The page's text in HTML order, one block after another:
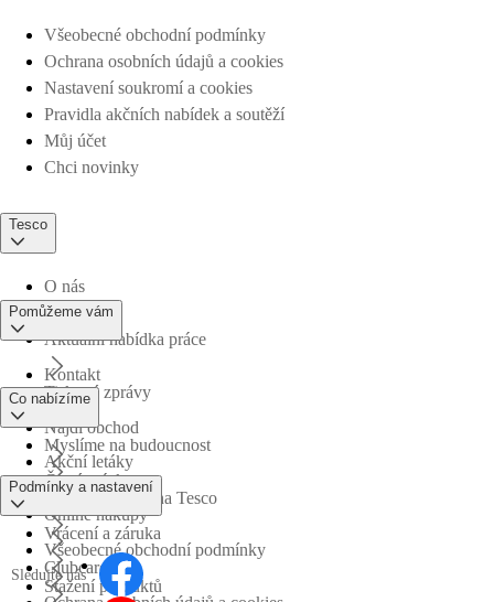
Všeobecné obchodní podmínky
Ochrana osobních údajů a cookies
Nastavení soukromí a cookies
Pravidla akčních nabídek a soutěží
Můj účet
Chci novinky
Tesco
O nás
Aktuální nabídka práce
Tiskové zprávy
Myslíme na budoucnost
Obchodní skupina Tesco
Pomůžeme vám
Kontakt
Najdi obchod
Časté otázky
Vrácení a záruka
Stažení produktů
Co nabízíme
Akční letáky
Online nákupy
Clubcard
Podmínky a nastavení
Všeobecné obchodní podmínky
Sledujte nás